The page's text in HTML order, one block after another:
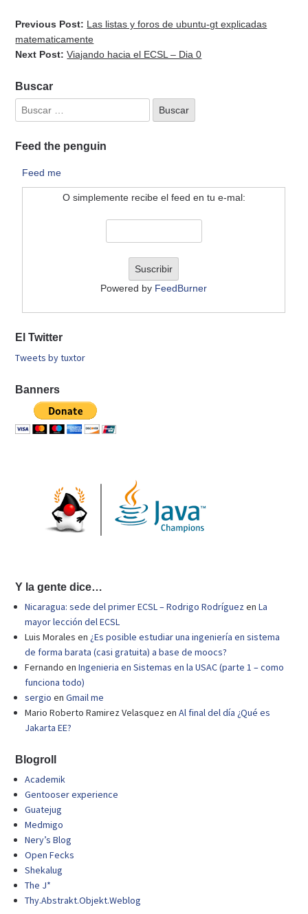
Previous Post: Las listas y foros de ubuntu-gt explicadas
matematicamente
Next Post:Viajando hacia el ECSL – Dia 0
Buscar
Feed the penguin
Feed me
O simplemente recibe el feed en tu e-mal:
Powered by FeedBurner
El Twitter
Tweets by tuxtor
Banners
Y la gente dice…
Nicaragua: sede del primer ECSL – Rodrigo RodríguezenLa
mayor lección del ECSL
Luis Morales en ¿Es posible estudiar una ingeniería en sistema
de forma barata (casi gratuita) a base de moocs?
Fernando enIngenieria en Sistemas en la USAC (parte 1 – como
funciona todo)
sergio enGmail me
Mario Roberto Ramirez VelasquezenAl final del día ¿Qué es
Jakarta EE?
Blogroll
Academik
Gentooser experience
Guatejug
Medmigo
Nery’s Blog
Open Fecks
Shekalug
The J*
Thy.Abstrakt.Objekt.Weblog